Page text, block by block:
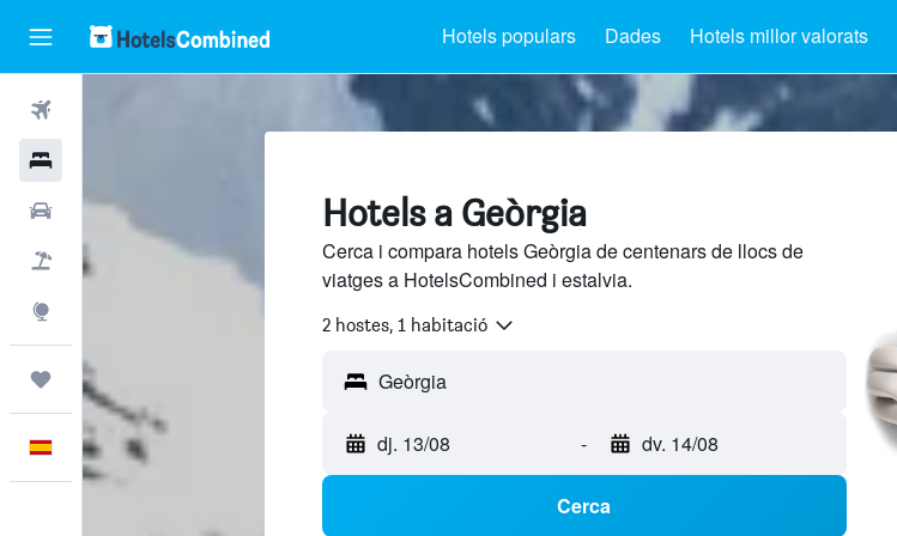
Hotels populars Dades Hotels millor valorats
Cotxes
Vol+hotel
Viatges
Català
Hotels a Geòrgia
Cerca i compara hotels Geòrgia de centenars de llocs de
viatges a HotelsCombined i estalvia.
2 hostes, 1 habitació
dj. 13/08 - dv. 14/08
Cerca